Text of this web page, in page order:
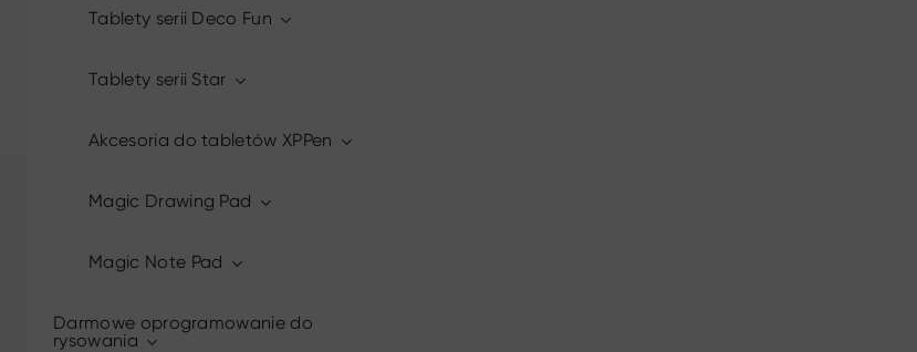
Tablety serii Deco Fun
Tablety serii Star
Akcesoria do tabletów XPPen
Magic Drawing Pad
Magic Note Pad
Darmowe oprogramowanie do
rysowania